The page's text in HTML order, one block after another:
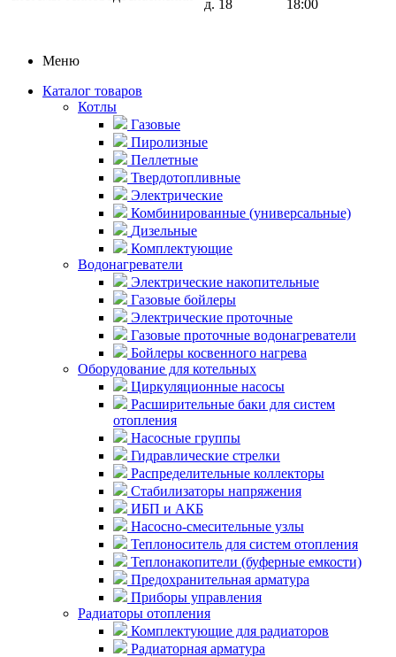
д. 18
18:00
Меню
Каталог товаров
Котлы
Газовые
Пиролизные
Пеллетные
Твердотопливные
Электрические
Комбинированные (универсальные)
Дизельные
Комплектующие
Водонагреватели
Электрические накопительные
Газовые бойлеры
Электрические проточные
Газовые проточные водонагреватели
Бойлеры косвенного нагрева
Оборудование для котельных
Циркуляционные насосы
Расширительные баки для систем
отопления
Насосные группы
Гидравлические стрелки
Распределительные коллекторы
Стабилизаторы напряжения
ИБП и АКБ
Насосно-смесительные узлы
Теплоноситель для систем отопления
Теплонакопители (буферные емкости)
Предохранительная арматура
Приборы управления
Радиаторы отопления
Комплектующие для радиаторов
Радиаторная арматура